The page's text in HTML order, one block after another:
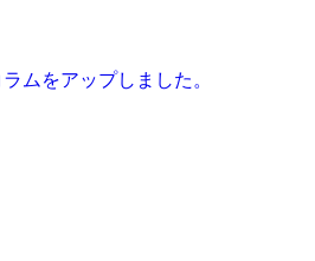
ムをアップしました。